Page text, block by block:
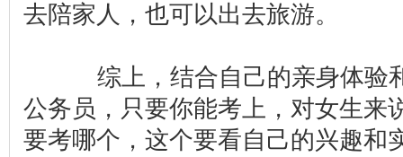
去陪家人，也可以出去旅游。
综上，结合自己的亲身体验
公务员，只要你能考上，对女生来
要考哪个，这个要看自己的兴趣和